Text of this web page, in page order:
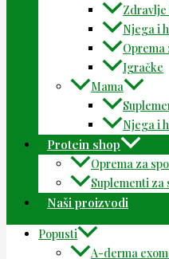
Zdravlje
Njega i
Oprema
Igračke
Mama
Njega i
Protein shop
Oprema za
Suplementi za
Naši proizvodi
Popusti
A-derma